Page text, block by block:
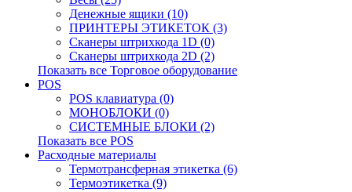
Денежные ящики (10)
ПРИНТЕРЫ ЭТИКЕТОК (3)
Сканеры штрихкода 1D (0)
Сканеры штрихкода 2D (2)
Показать все Торговое оборудование
POS
POS клавиатура (0)
МОНОБЛОКИ (0)
СИСТЕМНЫЕ БЛОКИ (2)
Показать все POS
Расходные материалы
Термотрансферная этикетка (6)
Термоэтикетка (9)